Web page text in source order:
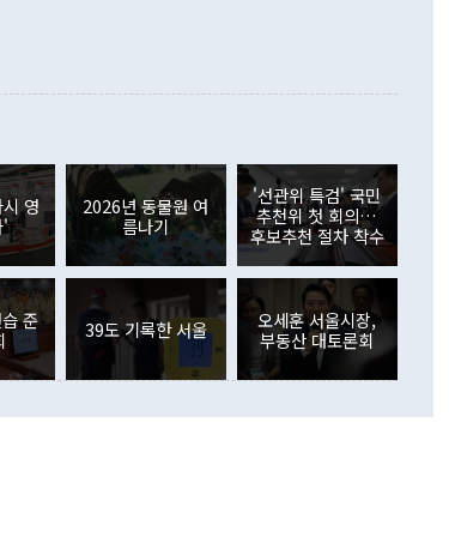
과연 한반도의 평화와 안정에 플러스냐, 결론적
에서 정 장관이 언급한 '4자 회담'에 대해 "이상
토크에서 열리는 '동방경제포럼(EEF)'을 언급하
) 검토하고 있다"고 발언한 데 대해서도 조 장관
라며 "아직 거기까지 진도가 나가지 않았다"고
개한 대북 구상과 설명은 정부 내 조율을 거치지
다. 특히 주적 표현 대체와 국호 사용, 9·19 군
등은 통일부 장관이 결정할 사안이 아니어서 월
다. 이 대통령은 정 장관의 업무보고를 듣고 난
다고 승인난 건 아니다"라고 재차 확인했다. 정
의 발언 내용은 대부분 국가안전보장회의(NSC)
닌 정 장관의 개인적 생각에 가깝다"며 "안보 관
정책이 아닌 사안을 추진하겠다고 업무보고를
군통수권자가 나서야 한다'고 주장한 것은 심각
료수지는 전월 흑자에서 4억4000만달러 적자
는 배당소득을 중심으로 32억7000만달러 흑자
전월 분기배당에 따른 기저효과로 배당지급이
만달러)을 넘어선 것이다. 직접투자에서는 내국
만달러, 외국인의 국내투자가 46억3000만달러
서는 외국인의 국내 주식 매도세가 이어졌다. 외
익실현 매도 등의 영향으로 316억1000만달러
만달러)에 이어 역대 최대 순매도 기록을 다시
권투자는 세계국채지수(WGBI) 자금 유입에도
증가 폭이 줄어든 52억9000만달러를 기록했
는 주식을 중심으로 35억6000만달러 증가했
영
'
2026년 동물원 여
름나기
'선관위 특검' 국민
추천위 첫 회의…
후보추천 절차 착수
준
39도 기록한 서울
오세훈 서울시장,
부동산 대토론회